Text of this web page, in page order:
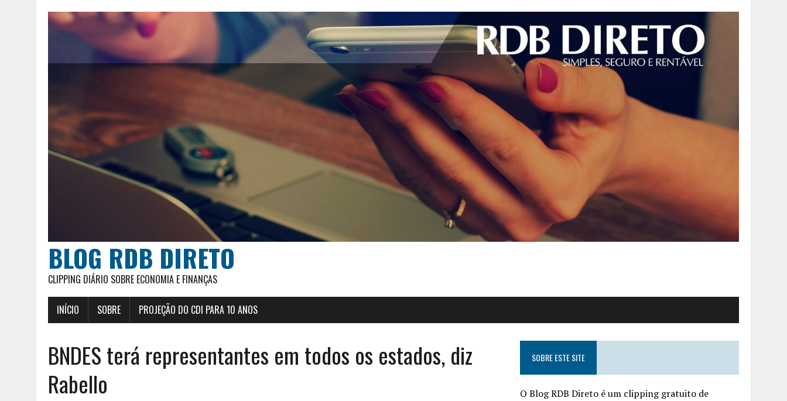
BLOG RDB DIRETO
CLIPPING DIÁRIO SOBRE ECONOMIA E FINANÇAS
INÍCIO SOBRE PROJEÇÃO DO CDI PARA 10 ANOS
BNDES terá representantes em todos os estados, diz
Rabello
SOBRE ESTE SITE
O Blog RDB Direto é um clipping gratuito de